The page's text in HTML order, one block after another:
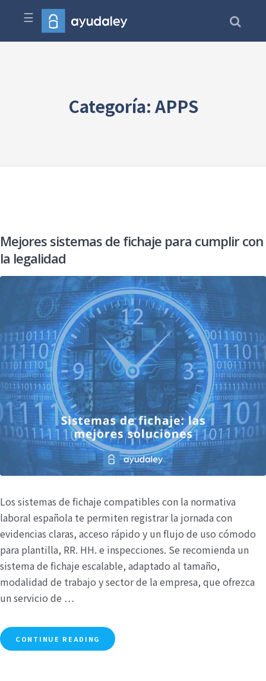
☰
Categoría: APPS
Mejores sistemas de fichaje para cumplir con
la legalidad
Los sistemas de fichaje compatibles con la normativa
laboral española te permiten registrar la jornada con
evidencias claras, acceso rápido y un flujo de uso cómodo
para plantilla, RR. HH. e inspecciones. Se recomienda un
sistema de fichaje escalable, adaptado al tamaño,
modalidad de trabajo y sector de la empresa, que ofrezca
un servicio de …
CONTINUE READING